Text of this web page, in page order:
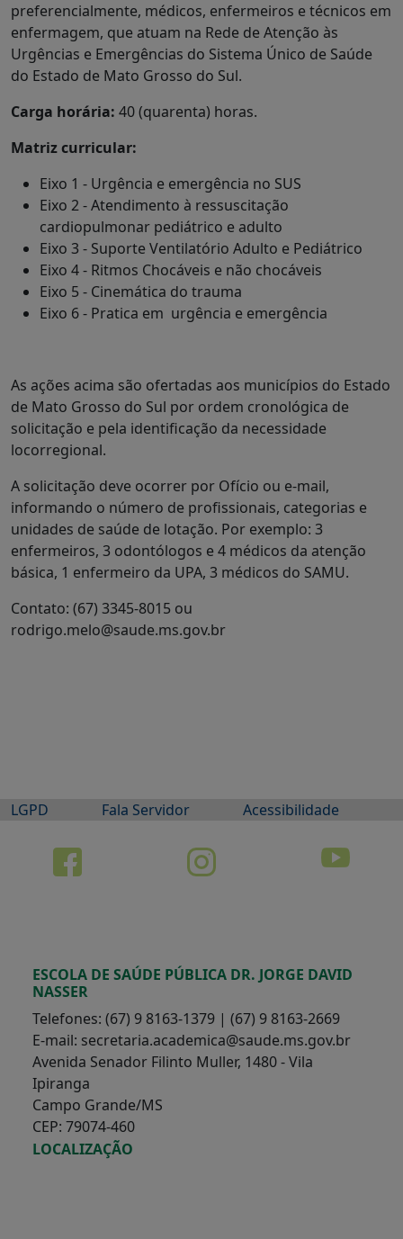
preferencialmente, médicos, enfermeiros e técnicos em
enfermagem, que atuam na Rede de Atenção às
Urgências e Emergências do Sistema Único de Saúde
do Estado de Mato Grosso do Sul.
Carga horária: 40 (quarenta) horas.
Matriz curricular:
Eixo 1 - Urgência e emergência no SUS
Eixo 2 - Atendimento à ressuscitação
cardiopulmonar pediátrico e adulto
Eixo 3 - Suporte Ventilatório Adulto e Pediátrico
Eixo 4 - Ritmos Chocáveis e não chocáveis
Eixo 5 - Cinemática do trauma
Eixo 6 - Pratica em urgência e emergência
As ações acima são ofertadas aos municípios do Estado
de Mato Grosso do Sul por ordem cronológica de
solicitação e pela identificação da necessidade
locorregional.
A solicitação deve ocorrer por Ofício ou e-mail,
informando o número de profissionais, categorias e
unidades de saúde de lotação. Por exemplo: 3
enfermeiros, 3 odontólogos e 4 médicos da atenção
básica, 1 enfermeiro da UPA, 3 médicos do SAMU.
Contato: (67) 3345-8015 ou
rodrigo.melo@saude.ms.gov.br
LGPD Fala Servidor Acessibilidade
ESCOLA DE SAÚDE PÚBLICA DR. JORGE DAVID
NASSER
Telefones: (67) 9 8163-1379 | (67) 9 8163-2669
E-mail: secretaria.academica@saude.ms.gov.br
Avenida Senador Filinto Muller, 1480 - Vila
Ipiranga
Campo Grande/MS
CEP: 79074-460
LOCALIZAÇÃO